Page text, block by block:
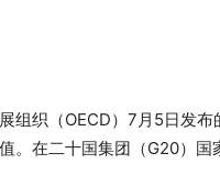
组织（OECD）7月5日发
。在二十国集团（G20）国